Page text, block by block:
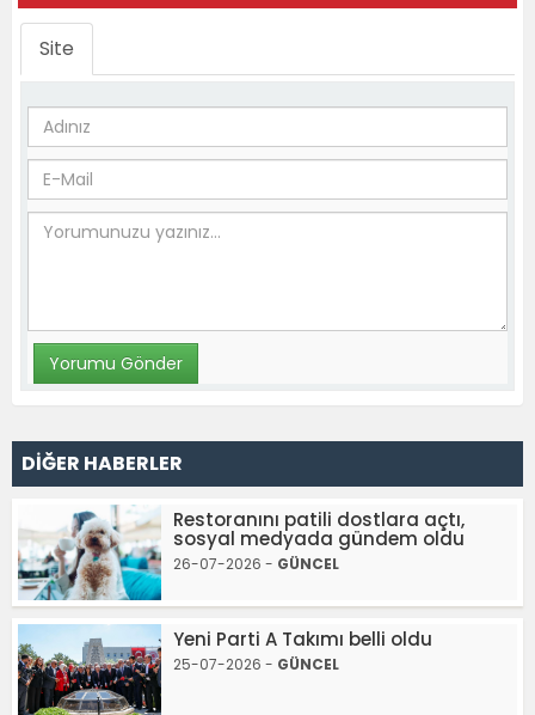
Site
DİĞER HABERLER
Restoranını patili dostlara açtı,
sosyal medyada gündem oldu
26-07-2026 - GÜNCEL
Yeni Parti A Takımı belli oldu
25-07-2026 - GÜNCEL